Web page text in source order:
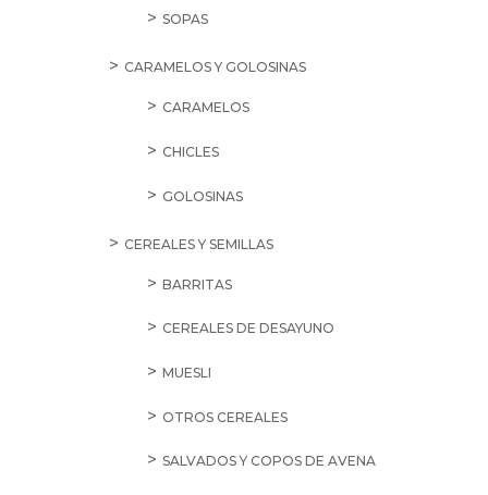
SOPAS
CARAMELOS Y GOLOSINAS
CARAMELOS
CHICLES
GOLOSINAS
CEREALES Y SEMILLAS
BARRITAS
CEREALES DE DESAYUNO
MUESLI
OTROS CEREALES
SALVADOS Y COPOS DE AVENA